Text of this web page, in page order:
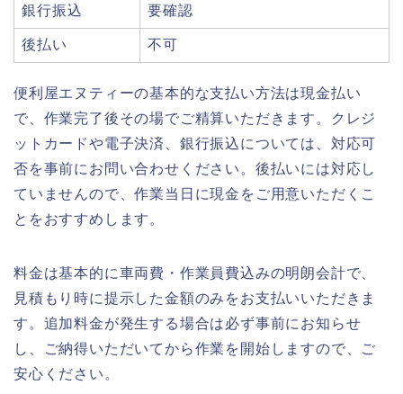
銀行振込 要確認
後払い 不可
便利屋エヌティーの基本的な支払い方法は現金払い
で、作業完了後その場でご精算いただきます。クレジ
ットカードや電子決済、銀行振込については、対応可
否を事前にお問い合わせください。後払いには対応し
ていませんので、作業当日に現金をご用意いただくこ
とをおすすめします。
料金は基本的に車両費・作業員費込みの明朗会計で、
見積もり時に提示した金額のみをお支払いいただきま
す。追加料金が発生する場合は必ず事前にお知らせ
し、ご納得いただいてから作業を開始しますので、ご
安心ください。